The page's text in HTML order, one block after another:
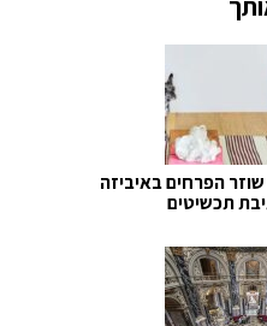
הפרחים באיביזה
תכשיטים